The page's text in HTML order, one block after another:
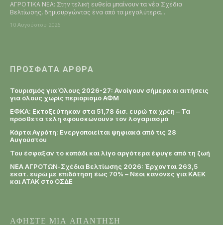
ΑΓΡΟΤΙΚΑ ΝΕΑ: Στην τελική ευθεία μπαίνουν τα νέα Σχέδια
Βελτίωσης, δημιουργώντας ένα από τα μεγαλύτερα...
10 Αυγούστου 2026
ΠΡΌΣΦΑΤΑ ΆΡΘΡΑ
Τουρισμός για Όλους 2026-27: Ανοίγουν σήμερα οι αιτήσεις
για όλους χωρίς περιορισμό ΑΦΜ
ΕΦΚΑ: Εκτοξεύτηκαν στα 51,78 δισ. ευρώ τα χρέη – Τα
πρόσθετα τέλη «φουσκώνουν» τον λογαριασμό
Κάρτα Αγρότη: Ενεργοποιείται ψηφιακά από τις 28
Αυγούστου
Του έσφαξαν το κοπάδι και λίγο αργότερα έφυγε από τη ζωή
ΝΕΑ ΑΓΡΟΤΩΝ-Σχέδια Βελτίωσης 2026: Έρχονται 263,5
εκατ. ευρώ με επιδότηση έως 70% – Νέοι κανόνες για ΚΑΕΚ
και ΑΤΑΚ στο ΟΣΔΕ
ΑΦΗΣΤΕ ΜΙΑ ΑΠΑΝΤΗΣΗ